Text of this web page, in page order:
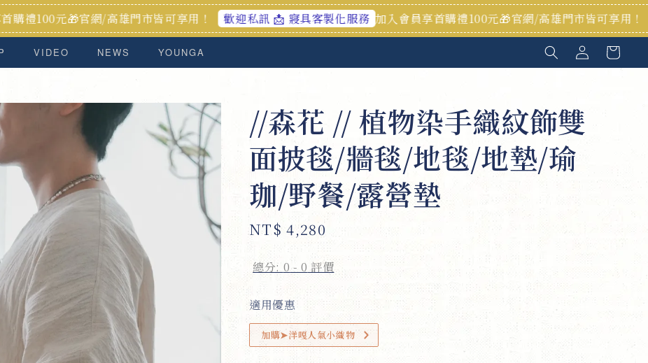
官網/高雄門市皆可享用！ 歡迎私訊 📩 寢具客製化服務 加入會員享首購禮100元🎁官網/高雄門市皆可享用！ 歡迎私訊
VIDEO NEWS YOUNGA
//森花 // 植物染手織紋飾雙
面披毯/牆毯/地毯/地墊/瑜
珈/野餐/露營墊
Regular
NT$ 4,280
總分: 0 -0 評價
適用優惠
加購➤洋嘎人氣小織物